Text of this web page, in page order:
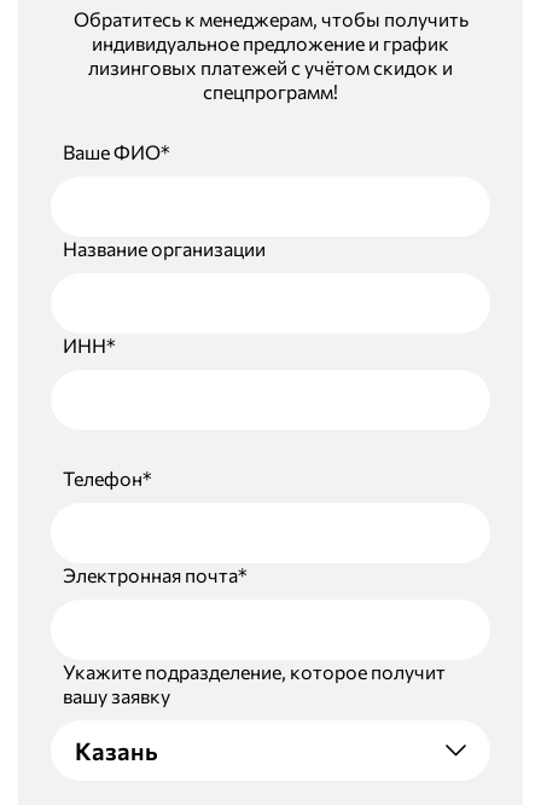
Обратитесь к менеджерам, чтобы получить
индивидуальное предложение и график
лизинговых платежей с учётом скидок и
спецпрограмм!
Ваше ФИО*
Название организации
ИНН*
Телефон*
Электронная почта*
Укажите подразделение, которое получит
вашу заявку
Казань